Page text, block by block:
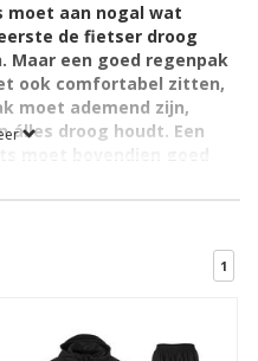
moet aan nogal wat
de fietser droog
Maar een goed regenpak
ook comfortabel zitten,
moet ademend zijn,
droog houdt. Een
regenhoeden,
best wat eigenschappen
het ontwikkelen hiervan
regenpakken, regenbroeken,
1